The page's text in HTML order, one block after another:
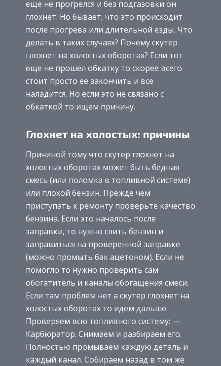
еще не прогрелся и без подгазовки он
глохнет. Но бывает, что это происходит
после прогрева или длительной езды. Что
делать в таких случаях? Почему скутер
глохнет на холостых оборотах? Если тот
еще не прошел обкатку то скорее всего
стоит просто ее закончить и все
наладится. Но если это не связано с
обкаткой то ищем причину.
Глохнет на холостых: причины
Причиной тому что скутер глохнет на
холостых оборотах может быть бедная
смесь (или поломка в топливной системе)
или плохой бензин. Прежде чем
приступать к ремонту проверьте качество
бензина. Если это началось после
заправки, то нужно слить бензин и
заправиться на проверенной заправке
(можно промыть бак ацетоном). Если не
помогло то нужно проверить сам
обогатитель и каналы обогащения смеси.
Если там проблем нет а скутер глохнет на
холостых оборотах то идем дальше.
Проверяем всю топливного систему: —
Карбюратор. Снимаем и разбираем его.
Полностью промываем каждую деталь и
каждый канал. Собираем назад в том же